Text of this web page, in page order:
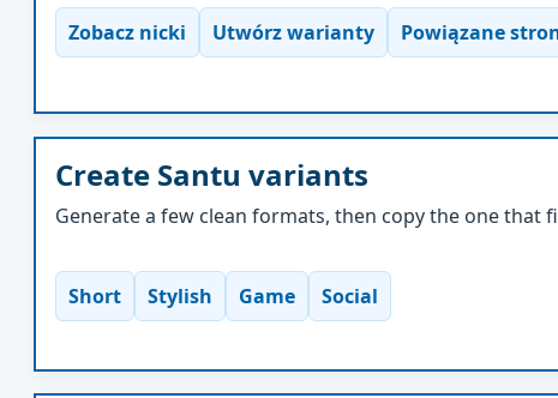
Zobacz nicki Utwórz warianty Powiązane
Create Santu variants
Generate a few clean formats, then copy the one that
Short Stylish Game Social